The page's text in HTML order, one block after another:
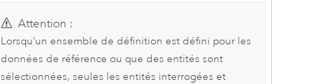
Attention :
Lorsqu’un ensemble de définition est défini pour les
données de référence ou que des entités sont
sélectionnées, seules les entités interrogées et